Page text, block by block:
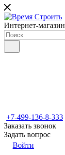
Интернет-магазин
+7-499-136-8-333
Заказать звонок
Задать вопрос
Войти